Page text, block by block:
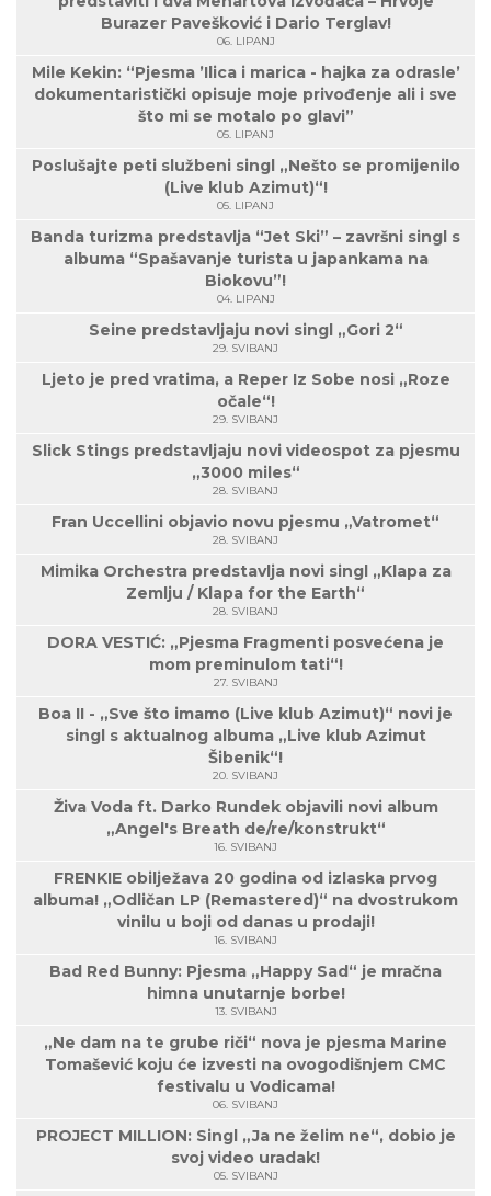
Burazer Pavešković i Dario Terglav!
06. LIPANJ
Mile Kekin: “Pjesma ’Ilica i marica - hajka za odrasle’
dokumentaristički opisuje moje privođenje ali i sve
što mi se motalo po glavi”
05. LIPANJ
Poslušajte peti službeni singl „Nešto se promijenilo
(Live klub Azimut)“!
05. LIPANJ
Banda turizma predstavlja “Jet Ski” – završni singl s
albuma “Spašavanje turista u japankama na
Biokovu”!
04. LIPANJ
Seine predstavljaju novi singl „Gori 2“
29. SVIBANJ
Ljeto je pred vratima, a Reper Iz Sobe nosi „Roze
očale“!
29. SVIBANJ
Slick Stings predstavljaju novi videospot za pjesmu
„3000 miles“
28. SVIBANJ
Fran Uccellini objavio novu pjesmu „Vatromet“
28. SVIBANJ
Mimika Orchestra predstavlja novi singl „Klapa za
Zemlju / Klapa for the Earth“
28. SVIBANJ
DORA VESTIĆ: „Pjesma Fragmenti posvećena je
mom preminulom tati“!
27. SVIBANJ
Boa II - „Sve što imamo (Live klub Azimut)“ novi je
singl s aktualnog albuma „Live klub Azimut
Šibenik“!
20. SVIBANJ
Živa Voda ft. Darko Rundek objavili novi album
„Angel's Breath de/re/konstrukt“
16. SVIBANJ
FRENKIE obilježava 20 godina od izlaska prvog
albuma! „Odličan LP (Remastered)“ na dvostrukom
vinilu u boji od danas u prodaji!
16. SVIBANJ
Bad Red Bunny: Pjesma „Happy Sad“ je mračna
himna unutarnje borbe!
13. SVIBANJ
„Ne dam na te grube riči“ nova je pjesma Marine
Tomašević koju će izvesti na ovogodišnjem CMC
festivalu u Vodicama!
06. SVIBANJ
PROJECT MILLION: Singl „Ja ne želim ne“, dobio je
svoj video uradak!
05. SVIBANJ